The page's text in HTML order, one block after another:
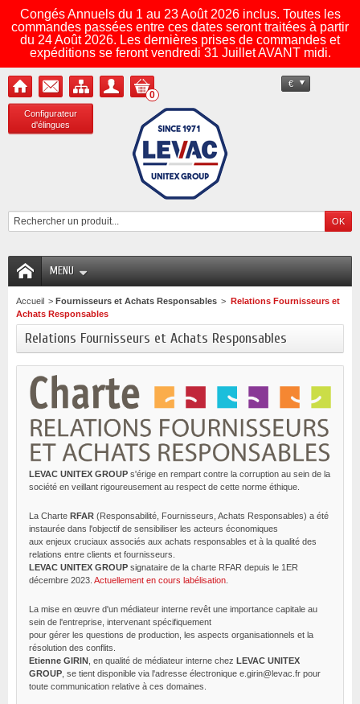
Congés Annuels du 1 au 23 Août 2026 inclus. Toutes les
commandes passées entre ces dates seront traitées à partir
du 24 Août 2026. Les dernières prises de commandes et
expéditions se feront vendredi 31 Juillet AVANT midi.
Configurateur
d'élingues
€
0
MENU
Accueil > Fournisseurs et Achats Responsables > Relations Fournisseurs et
Achats Responsables
Relations Fournisseurs et Achats Responsables
LEVAC UNITEX GROUP s'érige en rempart contre la corruption au sein de la
société en veillant rigoureusement au respect de cette norme éthique.
La Charte RFAR (Responsabilité, Fournisseurs, Achats Responsables) a été
instaurée dans l'objectif de sensibiliser les acteurs économiques
aux enjeux cruciaux associés aux achats responsables et à la qualité des
relations entre clients et fournisseurs.
LEVAC UNITEX GROUP signataire de la charte RFAR depuis le 1ER
décembre 2023. Actuellement en cours labélisation.
La mise en œuvre d'un médiateur interne revêt une importance capitale au
sein de l'entreprise, intervenant spécifiquement
pour gérer les questions de production, les aspects organisationnels et la
résolution des conflits.
Etienne GIRIN , en qualité de médiateur interne chez LEVAC UNITEX
GROUP, se tient disponible via l'adresse électronique e.girin@levac.fr pour
toute communication relative à ces domaines.